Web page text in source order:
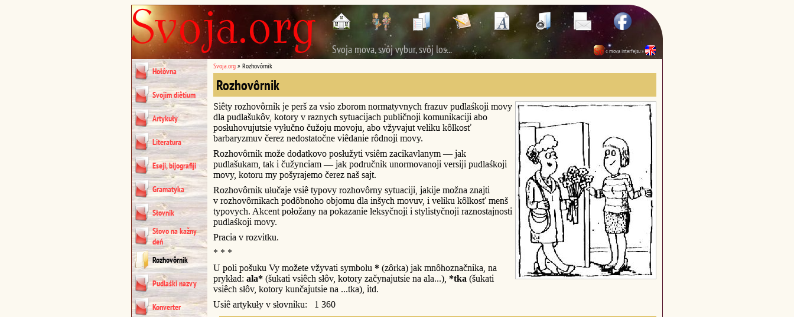
Svoja mova, svôj vybur, svôj los... « mova interfejsu »
Hołôvna
Svojim diêtium
Artykuły
Literatura
Eseji, bijografiji
Gramatyka
Słovnik
Słovo na kažny
deń
Rozhovôrnik
Pudlaśki nazvy
Konverter
Svoja.org » Rozhovôrnik
Rozhovôrnik
Siêty rozhovôrnik je perš za vsio zborom normatyvnych frazuv pudlaśkoji movy
dla pudlašukôv, kotory v raznych sytuacijach publičnoji komunikaciji abo
posłuhovujutsie vyłučno čužoju movoju, abo vžyvajut veliku kôlkosť
barbaryzmuv čerez nedostatočne viêdanie rôdnoji movy.
Rozhovôrnik može dodatkovo posłužyti vsiêm zacikavlanym — jak
pudlašukam, tak i čužynciam — jak područnik unormovanoji versiji pudlaśkoji
movy, kotoru my pošyrajemo čerez naš sajt.
Rozhovôrnik ułučaje vsiê typovy rozhovôrny sytuaciji, jakije možna znajti
v rozhovôrnikach podôbnoho objomu dla inšych movuv, i veliku kôlkosť menš
typovych. Akcent połožany na pokazanie leksyčnoji i stylistyčnoji raznostajnosti
pudlaśkoji movy.
Pracia v rozvitku.
* * *
U poli pošuku Vy možete vžyvati symbolu * (zôrka) jak mnôhoznačnika, na
prykład: ala* (šukati vsiêch słôv, kotory začynajutsie na ala...), *tka (šukati
vsiêch słôv, kotory kunčajutsie na ...tka), itd.
Usiê artykuły v słovniku: 1 360